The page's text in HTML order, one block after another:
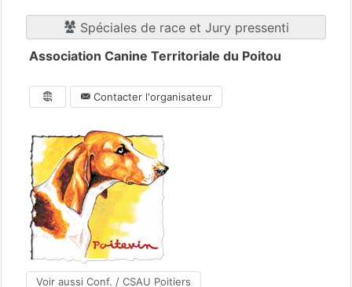
Spéciales de race et Jury pressenti
Association Canine Territoriale du Poitou
Contacter l'organisateur
Voir aussi Conf. / CSAU Poitiers